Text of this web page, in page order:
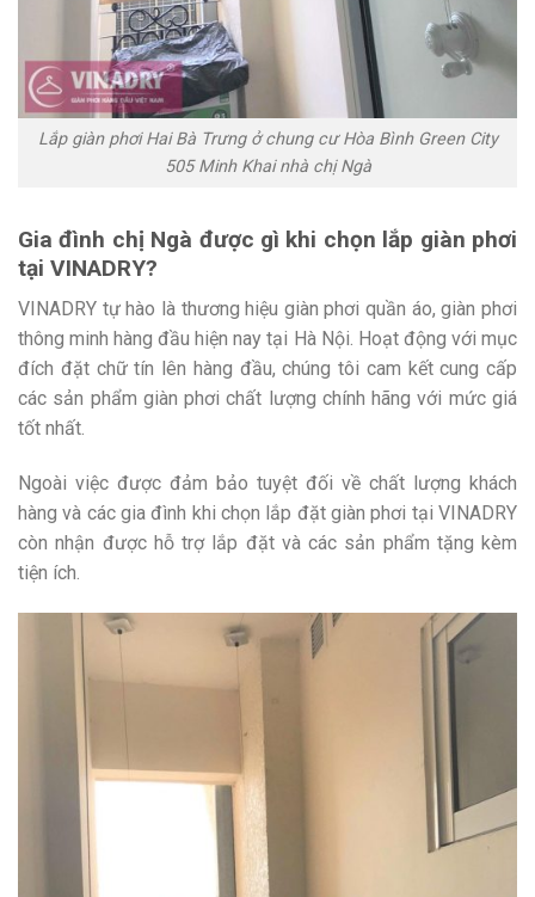
Lắp giàn phơi Hai Bà Trưng ở chung cư Hòa Bình Green City
505 Minh Khai nhà chị Ngà
Gia đình chị Ngà được gì khi chọn lắp giàn phơi
tại VINADRY?
VINADRY tự hào là thương hiệu giàn phơi quần áo, giàn phơi
thông minh hàng đầu hiện nay tại Hà Nội. Hoạt động với mục
đích đặt chữ tín lên hàng đầu, chúng tôi cam kết cung cấp
các sản phẩm giàn phơi chất lượng chính hãng với mức giá
tốt nhất.
Ngoài việc được đảm bảo tuyệt đối về chất lượng khách
hàng và các gia đình khi chọn lắp đặt giàn phơi tại VINADRY
còn nhận được hỗ trợ lắp đặt và các sản phẩm tặng kèm
tiện ích.